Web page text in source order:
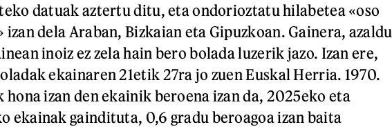
datuak aztertu ditu, eta ondorioztatu hilabetea «oso
izan dela Araban, Bizkaian eta Gipuzkoan. Gainera, azaldu
inoiz ez zela hain bero bolada luzerik jazo. Izan ere,
ekainaren 21etik 27ra jo zuen Euskal Herria. 1970.
izan den ekainik beroena izan da, 2025eko eta
ekainak gaindituta, 0,6 gradu beroagoa izan baita